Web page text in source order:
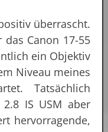
überrascht.
Canon 17-55
ein Objektiv
Niveau meines
Tatsächlich
IS USM aber
hervorragende,